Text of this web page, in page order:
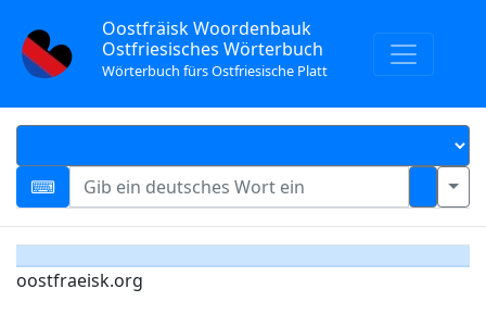
Oostfräisk Woordenbauk
Ostfriesisches Wörterbuch
Wörterbuch fürs Ostfriesische Platt
oostfraeisk.org